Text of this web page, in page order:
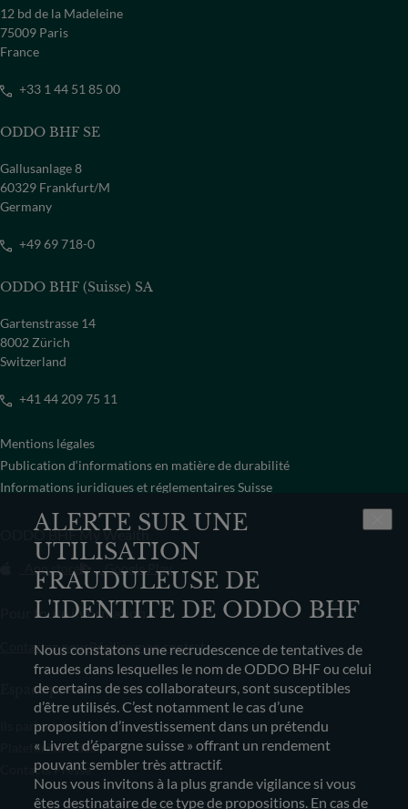
ALERTE SUR UNE
UTILISATION
FRAUDULEUSE DE
L'IDENTITE DE ODDO BHF
Nous constatons une recrudescence de tentatives de
fraudes dans lesquelles le nom de ODDO BHF ou celui
de certains de ses collaborateurs, sont susceptibles
d’être utilisés. C’est notamment le cas d’une
proposition d’investissement dans un prétendu
« Livret d’épargne suisse » offrant un rendement
pouvant sembler très attractif.
Nous vous invitons à la plus grande vigilance si vous
êtes destinataire de ce type de propositions. En cas de
12 bd de la Madeleine
75009 Paris
France
+33 1 44 51 85 00
ODDO BHF SE
Gallusanlage 8
60329 Frankfurt/M
Germany
+49 69 718-0
ODDO BHF (Suisse) SA
Gartenstrasse 14
8002 Zürich
Switzerland
+41 44 209 75 11
Mentions légales
Publication d‘informations en matière de durabilité
Informations juridiques et réglementaires Suisse
ODDO BHF My Wealth
App store Google Play
Pour toute information
Contactez-nousRésilier mon contrat
Espace presse
Ils parlent de nous
Plateforme vidéo
Contacts Presse